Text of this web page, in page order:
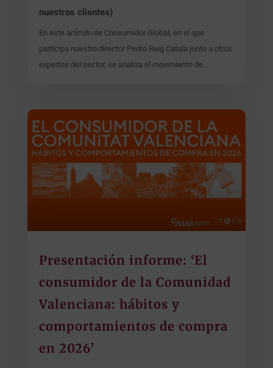
nuestros clientes)
En este artículo de Consumidor Global, en el que
participa nuestro director Pedro Reig Catala junto a otros
expertos del sector, se analiza el movimiento de...
Presentación informe: ‘El
consumidor de la Comunidad
Valenciana: hábitos y
comportamientos de compra
en 2026’